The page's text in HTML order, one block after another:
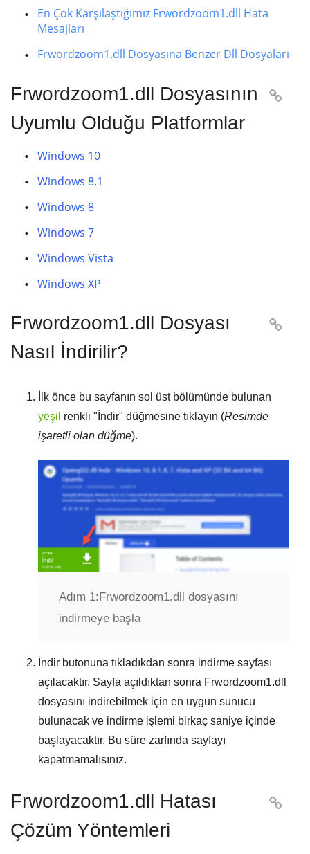
En Çok Karşılaştığımız Frwordzoom1.dll Hata
Mesajları
Frwordzoom1.dll Dosyasına Benzer Dll Dosyaları
Frwordzoom1.dll Dosyasının
Uyumlu Olduğu Platformlar

Windows 10
Windows 8.1
Windows 8
Windows 7
Windows Vista
Windows XP
Frwordzoom1.dll Dosyası
Nasıl İndirilir?

İlk önce bu sayfanın sol üst bölümünde bulunan
yeşil renkli " İndir" düğmesine tıklayın (Resimde
işaretli olan düğme).
Adım 1: Frwordzoom1.dll dosyasını
indirmeye başla
İndir butonuna tıkladıkdan sonra indirme sayfası
açılacaktır. Sayfa açıldıktan sonra Frwordzoom1.dll
dosyasını indirebilmek için en uygun sunucu
bulunacak ve indirme işlemi birkaç saniye içinde
başlayacaktır. Bu süre zarfında sayfayı
kapatmamalısınız.
Frwordzoom1.dll Hatası
Çözüm Yöntemleri
